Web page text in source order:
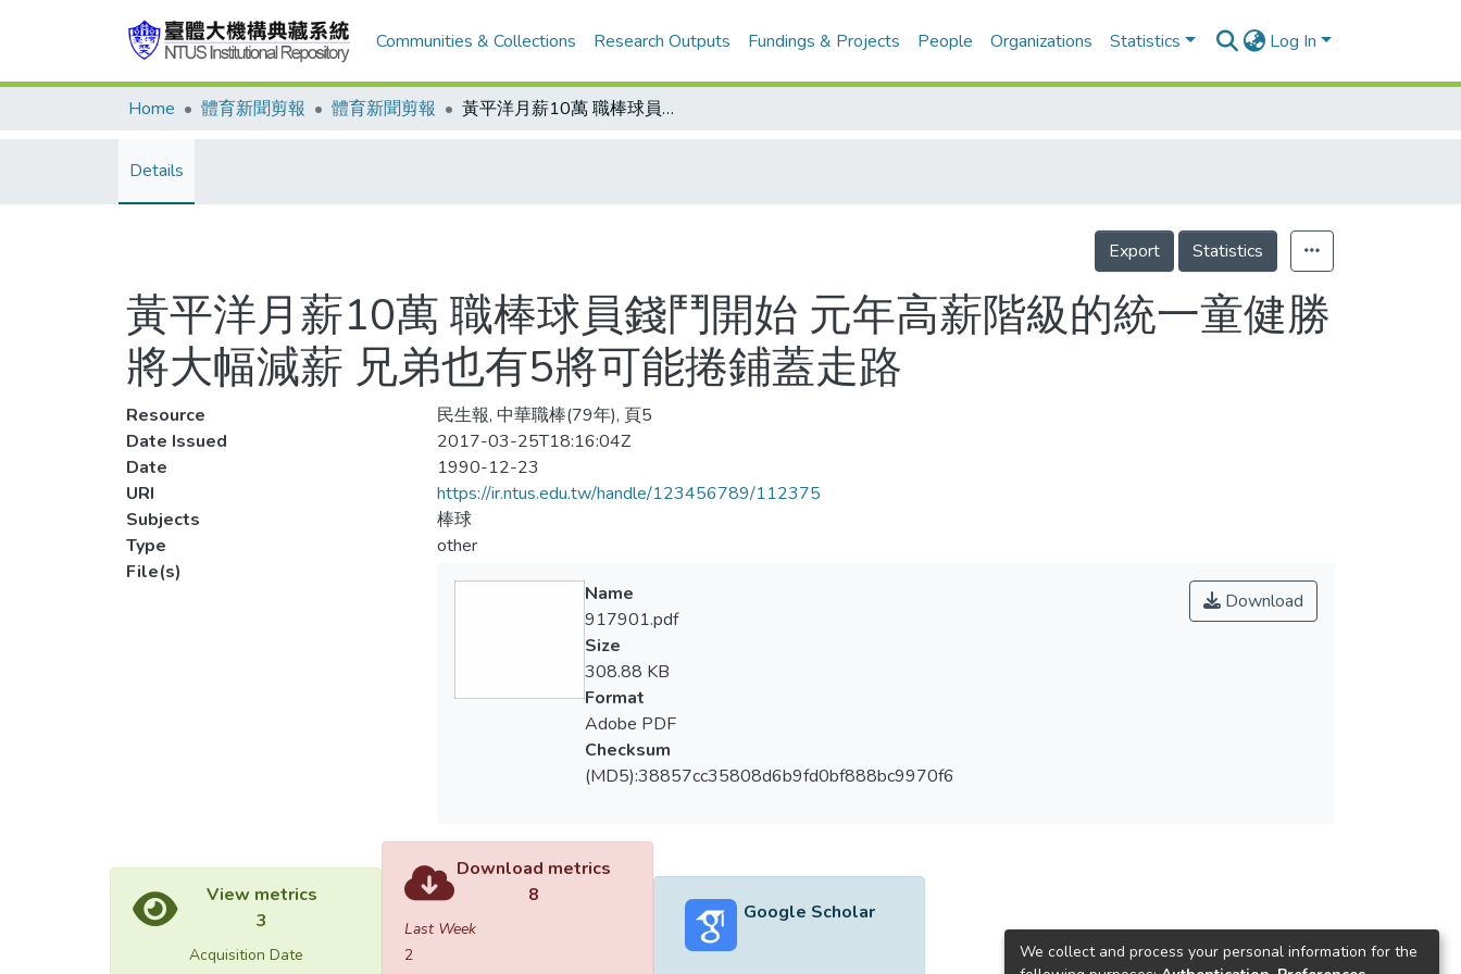
Communities & Collections Research Outputs Fundings & Projects People Organizations Statistics Log In
Home 體育新聞剪報 體育新聞剪報 黃平洋月薪10萬 職棒球員錢鬥開始 元年高薪階級的統一童健勝將大幅減薪 兄弟也有5將可能捲鋪蓋走路
Details
Export Statistics
黃平洋月薪10萬 職棒球員錢鬥開始 元年高薪階級的統一童健勝
將大幅減薪 兄弟也有5將可能捲鋪蓋走路
Resource
民生報, 中華職棒(79年), 頁5
Date Issued
2017-03-25T18:16:04Z
Date
1990-12-23
URI
https://ir.ntus.edu.tw/handle/123456789/112375
Subjects
棒球
Type
other
File(s)
Download
Name
917901.pdf
Size
308.88 KB
Format
Adobe PDF
Checksum
(MD5):38857cc35808d6b9fd0bf888bc9970f6
View metrics
3
Acquisition Date
Download metrics
8
Last Week
2
Google Scholar
We collect and process your personal information for the